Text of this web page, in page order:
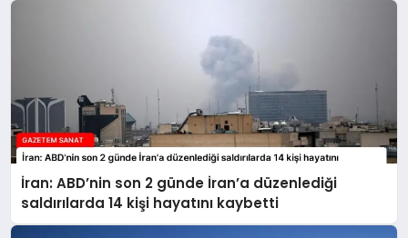
İran: ABD’nin son 2 günde İran’a düzenlediği
saldırılarda 14 kişi hayatını kaybetti